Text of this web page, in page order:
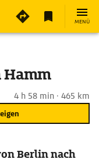
MENÜ
Hamm
4 h 58 min · 465 km
Berlin nach